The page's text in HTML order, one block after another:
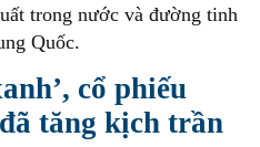
trong nước và đường tinh
Quốc.
cổ phiếu
tăng kịch trần